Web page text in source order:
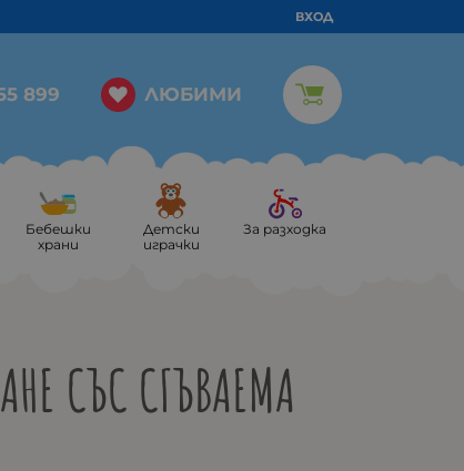
ВХОД
899 ЛЮБИМИ
Бебешки
храни
Детски
играчки
За разходка
СЪС СГЪВАЕМА